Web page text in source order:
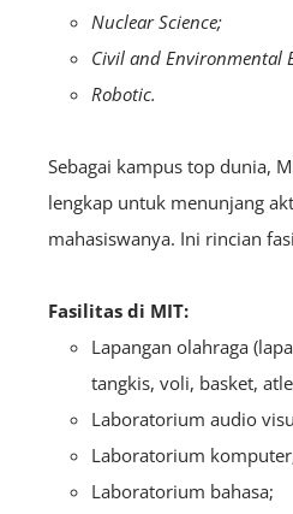
Nuclear Science;
Civil and Environmental
Robotic.
Sebagai kampus top dunia,
lengkap untuk menunjang
mahasiswanya. Ini rincian
Fasilitas di MIT:
Lapangan olahraga
tangkis, voli, basket,
Laboratorium audio
Laboratorium
Laboratorium bahasa;